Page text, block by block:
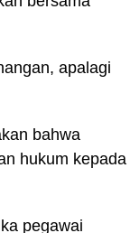
apalagi
bahwa
hukum kepada
pegawai